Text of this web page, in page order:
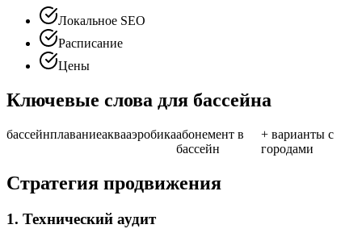
Локальное SEO
Расписание
Цены
Ключевые слова для бассейна
бассейнплаваниеаквааэробикаабонемент в
бассейн
+ варианты с
городами
Стратегия продвижения
1. Технический аудит